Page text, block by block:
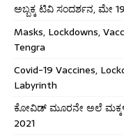
ಅಬ್ಬಕ್ಕ ಟಿವಿ ಸಂದರ್ಶನ, ಮೇ
Masks, Lockdowns,
Tengra
Covid-19 Vaccines,
Labyrinth
ಕೋವಿಡ್ ಮೂರನೇ ಅಲೆ
2021